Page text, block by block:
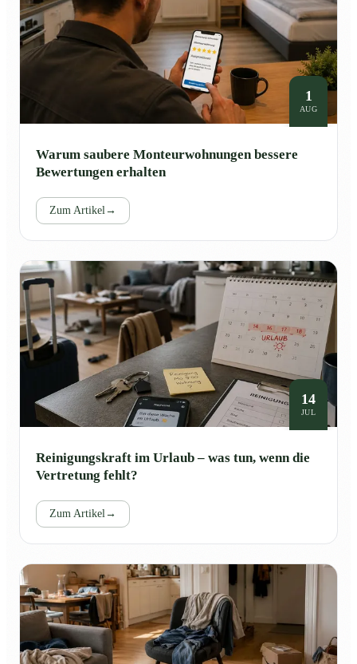
1
AUG
Warum saubere Monteurwohnungen bessere
Bewertungen erhalten
Zum Artikel →
14
JUL
Reinigungskraft im Urlaub – was tun, wenn die
Vertretung fehlt?
Zum Artikel →